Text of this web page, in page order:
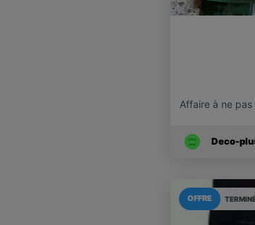
Affaire à ne
Deco-
OFFRE